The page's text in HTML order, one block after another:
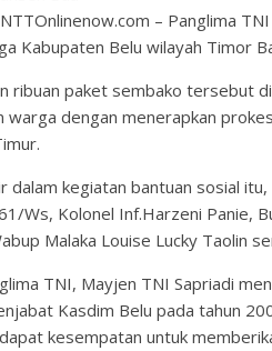
– Panglima
Kabupaten Belu wilayah Timor
ribuan paket sembako tersebut
warga dengan menerapkan
dalam kegiatan bantuan sosial
Ws, Kolonel Inf.Harzeni Panie,
Malaka Louise Lucky Taolin
TNI, Mayjen TNI Sapriadi
Kasdim Belu pada tahun
kesempatan untuk